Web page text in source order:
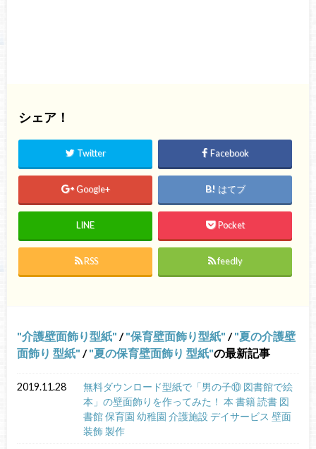
シェア！
Twitter Facebook
Google+ はてブ
LINE Pocket
RSS feedly
介護壁面飾り型紙 / 保育壁面飾り型紙 / 夏の介護壁
面飾り 型紙 / 夏の保育壁面飾り 型紙 の最新記事
2019.11.28
無料ダウンロード型紙で「男の子⑩ 図書館で絵
本」の壁面飾りを作ってみた！ 本 書籍 読書 図
書館 保育園 幼稚園 介護施設 デイサービス 壁面
装飾 製作